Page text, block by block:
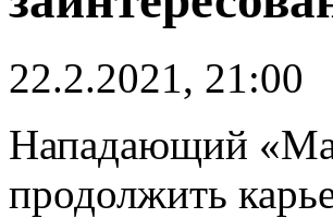
22.2.2021, 21:00
Нападающий
продолжить